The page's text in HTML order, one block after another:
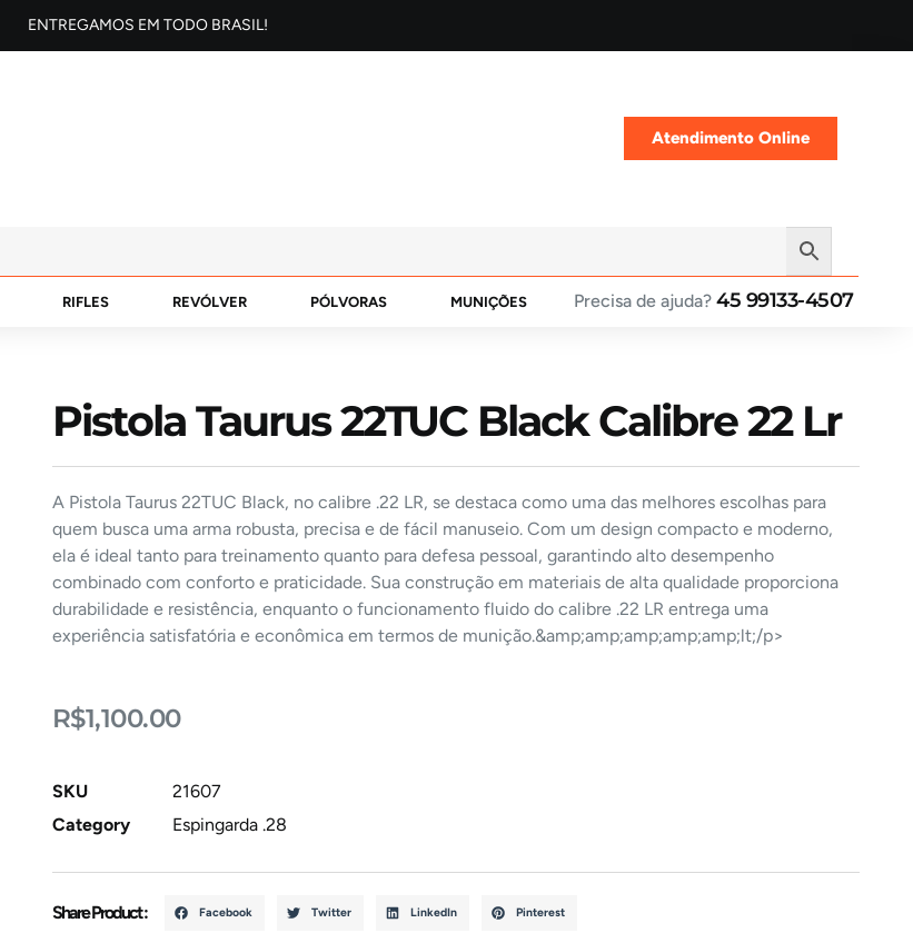
ENTREGAMOS EM TODO BRASIL!
Atendimento Online
RIFLES REVÓLVER PÓLVORAS MUNIÇÕES Precisa de ajuda? 45 99133-4507
Pistola Taurus 22TUC Black Calibre 22 Lr
A Pistola Taurus 22TUC Black, no calibre .22 LR, se destaca como uma das melhores escolhas para
quem busca uma arma robusta, precisa e de fácil manuseio. Com um design compacto e moderno,
ela é ideal tanto para treinamento quanto para defesa pessoal, garantindo alto desempenho
combinado com conforto e praticidade. Sua construção em materiais de alta qualidade proporciona
durabilidade e resistência, enquanto o funcionamento fluido do calibre .22 LR entrega uma
experiência satisfatória e econômica em termos de munição.&amp;amp;amp;amp;amp;lt;/p>
R$1,100.00
SKU
21607
Category
Espingarda .28
Share Product : Facebook Twitter LinkedIn Pinterest